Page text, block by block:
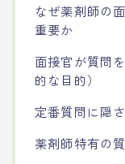
なぜ薬剤師の
重要か
面接官が質問
的な目的）
定番質問に隠
薬剤師特有の